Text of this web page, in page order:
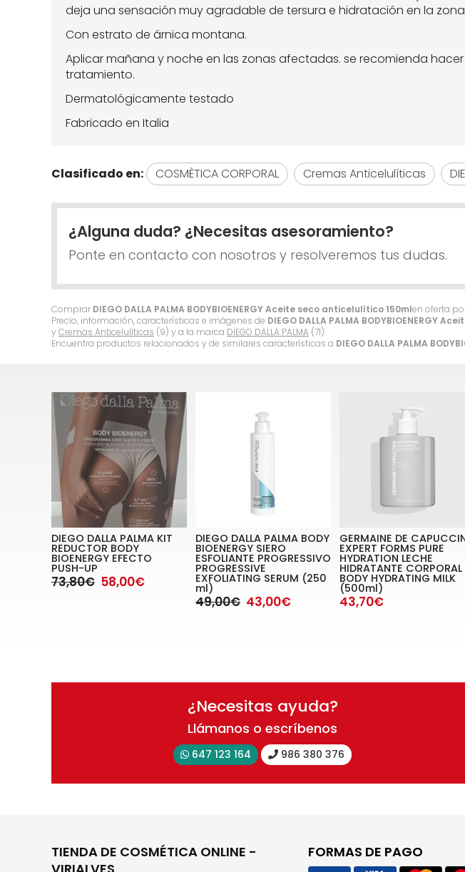
Comprar DIEGO DALLA PALMA BODYBIOENERGY Aceite seco anticelulítico 150mlen oferta
Precio, información, características e imágenes de DIEGO DALLA PALMA BODYBIOENERGY
y Cremas Anticelulíticas (9) y a la marca DIEGO DALLA PALMA (71).
Encuentra productos relacionados y de similares características a DIEGO DALLA PALMA
deja una sensación muy agradable de tersura e hidratación en la
Con estrato de árnica montana.
Aplicar mañana y noche en las zonas afectadas. se recomienda
tratamiento.
Dermatológicamente testado
Fabricado en Italia
Clasificado en: COSMÈTICA CORPORAL Cremas Anticelulíticas
¿Alguna duda? ¿Necesitas asesoramiento?
Ponte en contacto con nosotros y resolveremos tus dudas.
DIEGO DALLA PALMA KIT
REDUCTOR BODY
BIOENERGY EFECTO
PUSH-UP
73,80€ 58,00€
DIEGO DALLA PALMA BODY
BIOENERGY SIERO
ESFOLIANTE PROGRESSIVO
PROGRESSIVE
EXFOLIATING SERUM (250
ml)
49,00€ 43,00€
GERMAINE DE
EXPERT FORMS PURE
HYDRATION LECHE
HIDRATANTE CORPORAL
BODY HYDRATING MILK
(500ml)
43,70€
¿Necesitas ayuda?
Llámanos o escríbenos
647 123 164 986 380 376
TIENDA DE COSMÉTICA ONLINE -
FORMAS DE PAGO